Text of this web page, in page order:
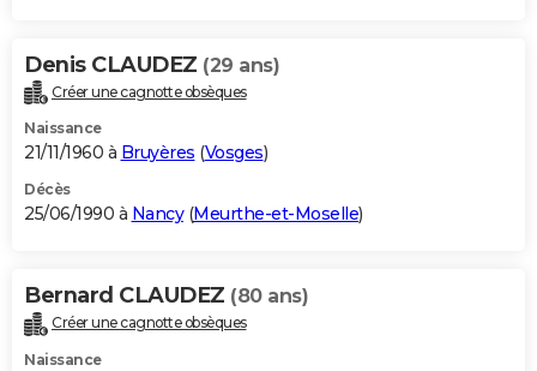
Denis CLAUDEZ (29 ans)
Créer une cagnotte obsèques
Naissance
21/11/1960 à Bruyères (Vosges)
Décès
25/06/1990 à Nancy(Meurthe-et-Moselle)
Bernard CLAUDEZ (80 ans)
Créer une cagnotte obsèques
Naissance